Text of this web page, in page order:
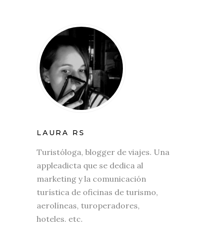
LAURA RS
Turistóloga, blogger de viajes. Una
appleadicta que se dedica al
marketing y la comunicación
turística de oficinas de turismo,
aerolíneas, turoperadores,
hoteles. etc.